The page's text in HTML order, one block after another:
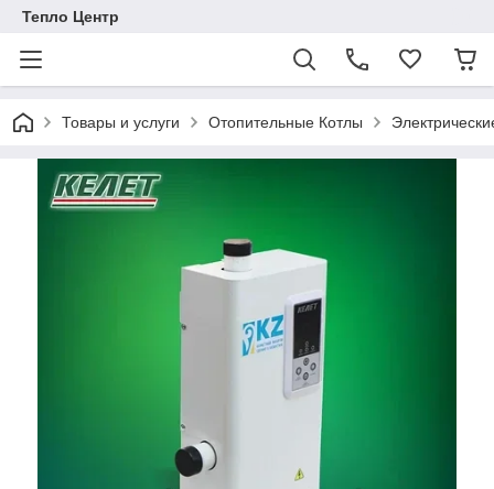
Тепло Центр
Товары и услуги Отопительные Котлы